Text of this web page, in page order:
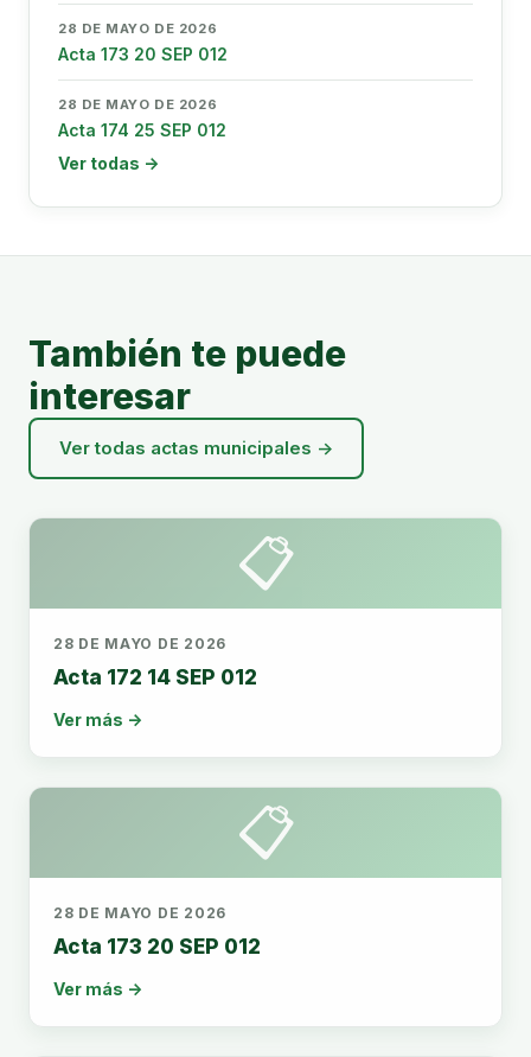
28 DE MAYO DE 2026
Acta 173 20 SEP 012
28 DE MAYO DE 2026
Acta 174 25 SEP 012
Ver todas →
También te puede
interesar
Ver todas actas municipales →
📋
28 DE MAYO DE 2026
Acta 172 14 SEP 012
Ver más →
📋
28 DE MAYO DE 2026
Acta 173 20 SEP 012
Ver más →